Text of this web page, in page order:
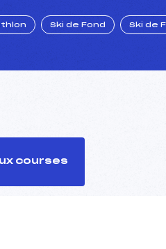
Ski de Fond Ski de
courses